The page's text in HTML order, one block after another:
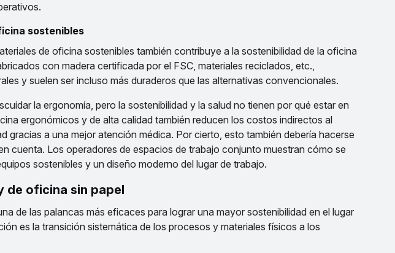
sostenibles
de oficina sostenibles también contribuye a la sostenibilidad de la oficina
con madera certificada por el FSC, materiales reciclados, etc.,
y suelen ser incluso más duraderos que las alternativas convencionales.
la ergonomía, pero la sostenibilidad y la salud no tienen por qué estar en
ergonómicos y de alta calidad también reducen los costos indirectos al
gracias a una mejor atención médica. Por cierto, esto también debería hacerse
cuenta. Los operadores de espacios de trabajo conjunto muestran cómo se
sostenibles y un diseño moderno del lugar de trabajo.
de oficina sin papel
de las palancas más eficaces para lograr una mayor sostenibilidad en el lugar
es la transición sistemática de los procesos y materiales físicos a los